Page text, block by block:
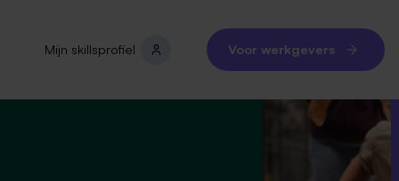
Mijn skillsprofiel Voor werkgevers